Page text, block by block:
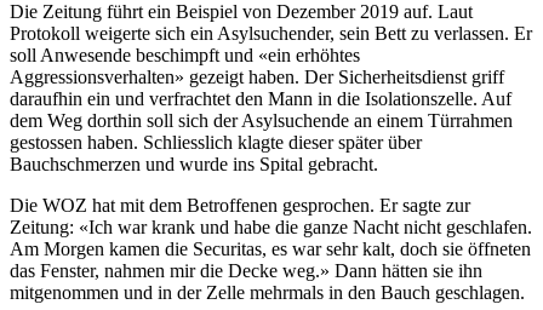
Die Zeitung führt ein Beispiel von Dezember 2019 auf. Laut
Protokoll weigerte sich ein Asylsuchender, sein Bett zu verlassen. Er
soll Anwesende beschimpft und «ein erhöhtes
Aggressionsverhalten» gezeigt haben. Der Sicherheitsdienst griff
daraufhin ein und verfrachtet den Mann in die Isolationszelle. Auf
dem Weg dorthin soll sich der Asylsuchende an einem Türrahmen
gestossen haben. Schliesslich klagte dieser später über
Bauchschmerzen und wurde ins Spital gebracht.
Die WOZ hat mit dem Betroffenen gesprochen. Er sagte zur
Zeitung: «Ich war krank und habe die ganze Nacht nicht geschlafen.
Am Morgen kamen die Securitas, es war sehr kalt, doch sie öffneten
das Fenster, nahmen mir die Decke weg.» Dann hätten sie ihn
mitgenommen und in der Zelle mehrmals in den Bauch geschlagen.